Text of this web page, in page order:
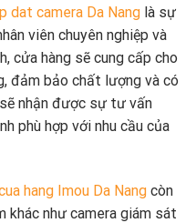
dat camera Da Nang là sự
viên chuyên nghiệp và
cửa hàng sẽ cung cấp cho
đảm bảo chất lượng và có
nhận được sự tư vấn
phù hợp với nhu cầu của
hang Imou Da Nang còn
khác như camera giám sát